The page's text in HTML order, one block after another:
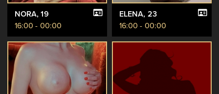
NORA, 19
16:00 - 00:00
ELENA, 23
16:00 - 00:00